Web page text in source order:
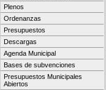
Plenos
Ordenanzas
Presupuestos
Descargas
Agenda Municipal
Bases de subvenciones
Presupuestos Municipales
Abiertos